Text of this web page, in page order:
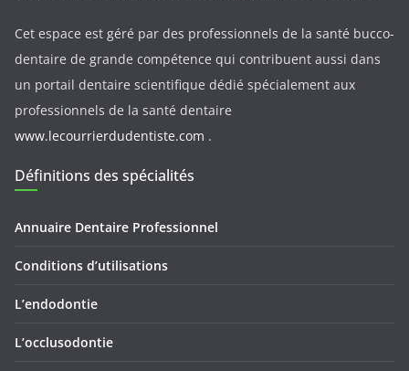
Cet espace est géré par des professionnels de la santé bucco-
dentaire de grande compétence qui contribuent aussi dans
un portail dentaire scientifique dédié spécialement aux
professionnels de la santé dentaire
www.lecourrierdudentiste.com .
Définitions des spécialités
Annuaire Dentaire Professionnel
Conditions d’utilisations
L’endodontie
L’occlusodontie